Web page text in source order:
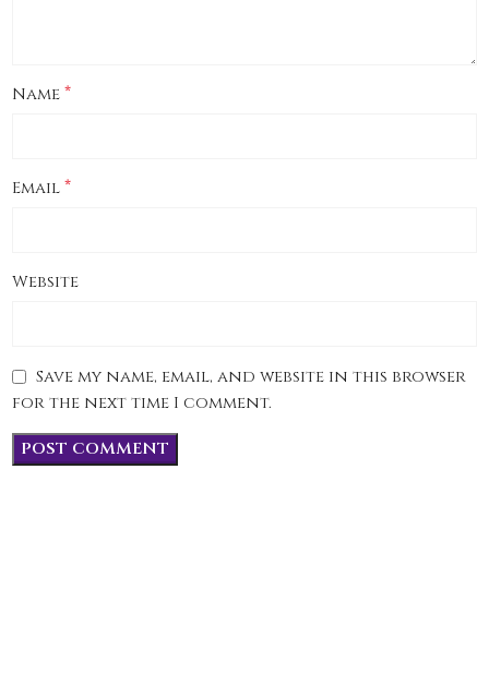
Name*
Email*
Website
Save my name, email, and website in this browser
for the next time I comment.